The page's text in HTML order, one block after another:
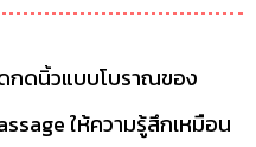
กดนิ้วแบบโบราณของ
ให้ความรู้สึกเหมือน